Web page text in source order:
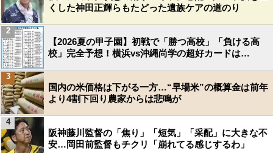
くした神田正輝らもたどった遺族ケアの道のり
【2026夏の甲子園】初戦で「勝つ高校」「負ける高
校」完全予想！横浜vs沖縄尚学の超好カードは…
2
国内の米価格は下がる一方…“早場米”の概算金は前年
より4割下回り農家からは悲鳴が
3
阪神藤川監督の「焦り」「短気」「采配」に大きな不
安…岡田前監督もチクリ「崩れてる感じするわ」
4